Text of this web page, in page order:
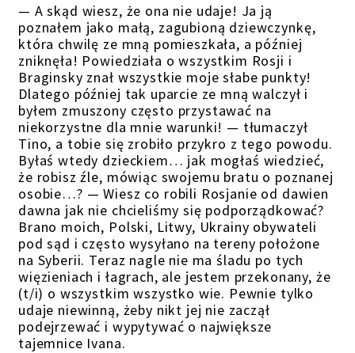
— A skąd wiesz, że ona nie udaje! Ja ją
poznałem jako małą, zagubioną dziewczynkę,
która chwilę ze mną pomieszkała, a później
zniknęła! Powiedziała o wszystkim Rosji i
Braginsky znał wszystkie moje słabe punkty!
Dlatego później tak uparcie ze mną walczył i
byłem zmuszony często przystawać na
niekorzystne dla mnie warunki! — tłumaczył
Tino, a tobie się zrobiło przykro z tego powodu.
Byłaś wtedy dzieckiem… jak mogłaś wiedzieć,
że robisz źle, mówiąc swojemu bratu o poznanej
osobie…? — Wiesz co robili Rosjanie od dawien
dawna jak nie chcieliśmy się podporządkować?
Brano moich, Polski, Litwy, Ukrainy obywateli
pod sąd i często wysyłano na tereny położone
na Syberii. Teraz nagle nie ma śladu po tych
więzieniach i łagrach, ale jestem przekonany, że
(t/i) o wszystkim wszystko wie. Pewnie tylko
udaje niewinną, żeby nikt jej nie zaczął
podejrzewać i wypytywać o największe
tajemnice Ivana.